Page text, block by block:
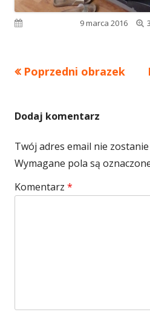
9 marca 2016
Poprzedni obrazek
Dodaj komentarz
Twój adres email nie
Wymagane pola są
Komentarz *